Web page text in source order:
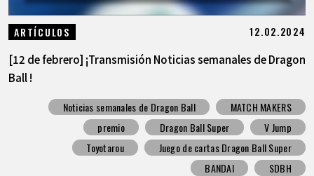
ARTÍCULOS 12.02.2024
[12 de febrero] ¡Transmisión Noticias semanales de Dragon
Ball !
Noticias semanales de Dragon Ball
MATCH MAKERS
premio
Dragon Ball Super
V Jump
Toyotarou
Juego de cartas Dragon Ball Super
BANDAI
SDBH